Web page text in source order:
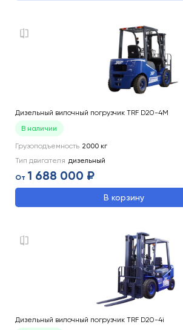
Дизельный вилочный погрузчик TRF D20-4M
В наличии
Грузоподъемность 2000 кг
Тип двигателя дизельный
От 1 688 000 ₽
В корзину
Дизельный вилочный погрузчик TRF D20-4i